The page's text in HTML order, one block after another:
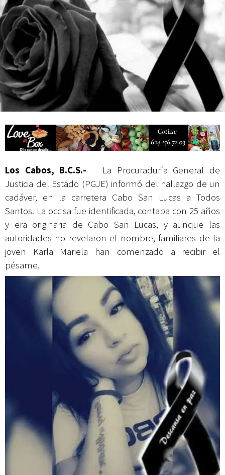
Campesina
Los Cabos, B.C.S.- La Procuraduría General de
Justicia del Estado (PGJE) informó del hallazgo de un
cadáver, en la carretera Cabo San Lucas a Todos
Santos. La occisa fue identificada, contaba con 25 años
y era originaria de Cabo San Lucas, y aunque las
autoridades no revelaron el nombre, familiares de la
joven Karla Mariela han comenzado a recibir el
pésame.